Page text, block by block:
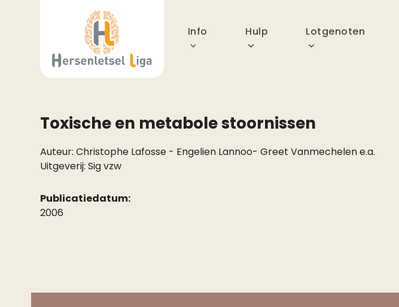
Info Hulp Lotgenoten
Toxische en metabole stoornissen
Auteur: Christophe Lafosse - Engelien Lannoo- Greet Vanmechelen e.a.
Uitgeverij: Sig vzw
Publicatiedatum:
2006